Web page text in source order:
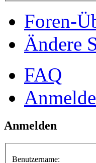
Foren-
Ändere
FAQ
Anmelden
Benutzername: